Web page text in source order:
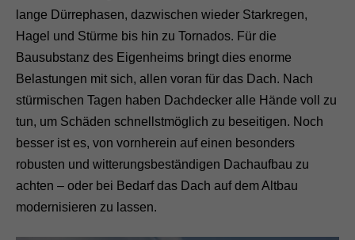
lange Dürrephasen, dazwischen wieder Starkregen,
Hagel und Stürme bis hin zu Tornados. Für die
Bausubstanz des Eigenheims bringt dies enorme
Belastungen mit sich, allen voran für das Dach. Nach
stürmischen Tagen haben Dachdecker alle Hände voll zu
tun, um Schäden schnellstmöglich zu beseitigen. Noch
besser ist es, von vornherein auf einen besonders
robusten und witterungsbeständigen Dachaufbau zu
achten – oder bei Bedarf das Dach auf dem Altbau
modernisieren zu lassen.